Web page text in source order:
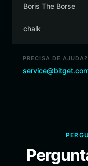
Boris The Borse
chalk
PRECISA DE AJUDA?